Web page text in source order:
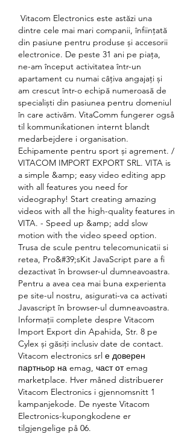
dintre cele mai mari companii, înființată
din pasiune pentru produse și accesorii
electronice. De peste 31 ani pe piața,
ne-am început activitatea într-un
apartament cu numai câțiva angajați și
am crescut într-o echipă numeroasă de
specialiști din pasiunea pentru domeniul
în care activăm. VitaComm fungerer også
til kommunikationen internt blandt
medarbejdere i organisation.
Echipamente pentru sport și agrement. /
VITACOM IMPORT EXPORT SRL. VITA is
a simple &amp; easy video editing app
with all features you need for
videography! Start creating amazing
videos with all the high-quality features in
VITA. - Speed up &amp; add slow
motion with the video speed option.
Trusa de scule pentru telecomunicatii si
retea, Pro&#39;sKit JavaScript pare a fi
dezactivat în browser-ul dumneavoastra.
Pentru a avea cea mai buna experienta
pe site-ul nostru, asigurati-va ca activati
Javascript în browser-ul dumneavoastra.
Informaţii complete despre Vitacom
Import Export din Apahida, Str. 8 pe
Cylex și găsiţi inclusiv date de contact.
Vitacom electronics srl е доверен
партньор на emag, част от emag
marketplace. Hver måned distribuerer
Vitacom Electronics i gjennomsnitt 1
kampanjekode. De nyeste Vitacom
Electronics-kupongkodene er
tilgjengelige på 06.